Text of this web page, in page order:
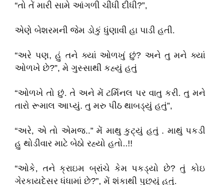
“તો તેં મારી સામે આંગળી ચીંધી દીધી?”,
એણે બેશરમની જેમ ડોકું ધુંણાવી હા પાડી હતી.
“અરે પણ, હું તને ક્યાં ઓળખું છું? અને તુ મને ક્યાં
ઓળખે છે?”, મે ગુસ્સાથી કહ્યું હતું
“ઓળખે તો છું. તે અને મેં ટર્મિનલ પર વાતુ કરી. તુ મને
તારો રૂમાલ આપ્યું. તુ મરુ પીઠ થાબડ્યું હતું”,
“અરે, એ તો એમજ..” મેં માથુ કુટ્યું હતું . માથું પકડી
હુ થોડીવાર માટે બેઠો રહ્યો હતો..!!
“ઓકે, તને ક્રાઇમ બ્રાંચે કેમ પકડ્યો છે? તું કોઇ
ગેરકાયદેસર ધંધામાં છે?”, મેં શંકાથી પુછ્યું હતું.